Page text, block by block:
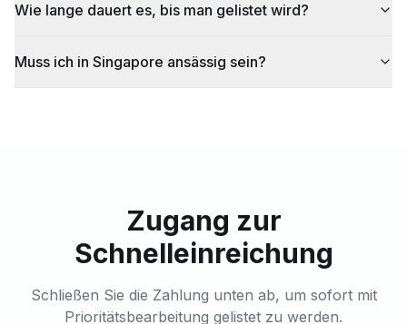
Wie lange dauert es, bis man gelistet wird?
Muss ich in Singapore ansässig sein?
Zugang zur
Schnelleinreichung
Schließen Sie die Zahlung unten ab, um sofort mit
Prioritätsbearbeitung gelistet zu werden.